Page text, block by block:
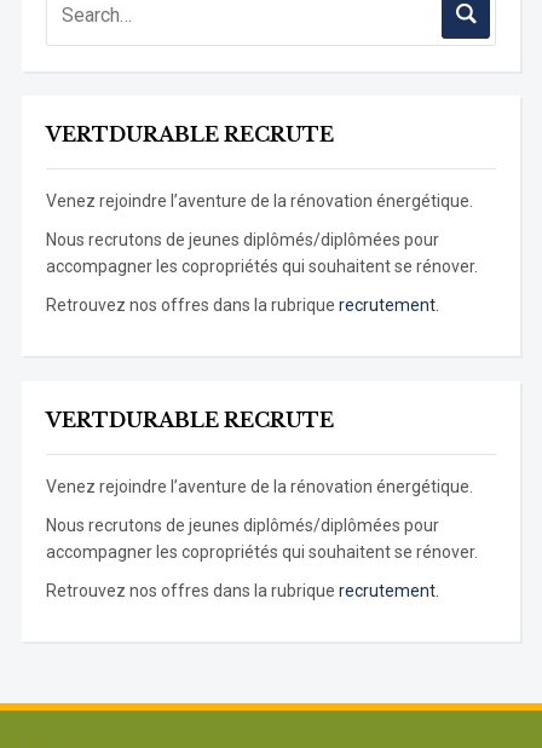
VERTDURABLE RECRUTE
Venez rejoindre l’aventure de la rénovation énergétique.
Nous recrutons de jeunes diplômés/diplômées pour
accompagner les copropriétés qui souhaitent se rénover.
Retrouvez nos offres dans la rubrique recrutement.
VERTDURABLE RECRUTE
Venez rejoindre l’aventure de la rénovation énergétique.
Nous recrutons de jeunes diplômés/diplômées pour
accompagner les copropriétés qui souhaitent se rénover.
Retrouvez nos offres dans la rubrique recrutement.